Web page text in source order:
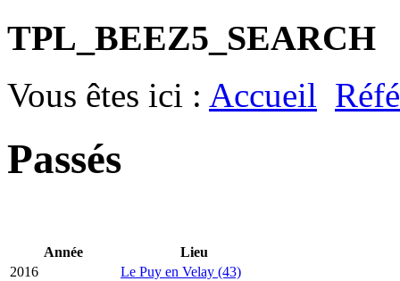
TPL_BEEZ5_SEARCH
Vous êtes ici : Accueil
Passés
Année
Lieu
2016
Le Puy en Velay (43)